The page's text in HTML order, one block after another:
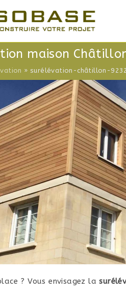
maison
»surélévation-châtillon-
? Vous envisagez la